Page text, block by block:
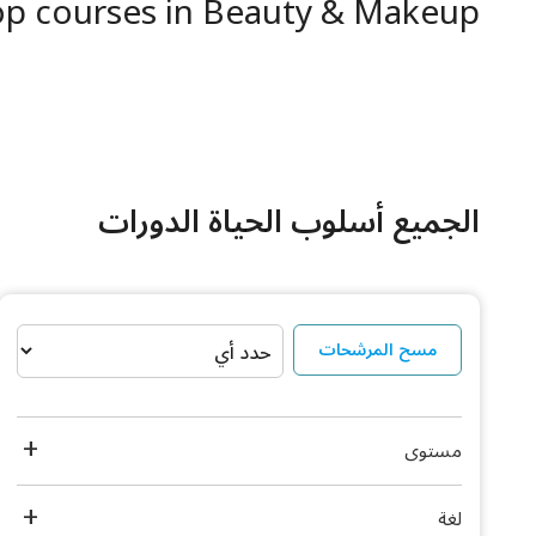
الجميع أسلوب الحياة الدورات
مسح المرشحات
مستوى
لغة